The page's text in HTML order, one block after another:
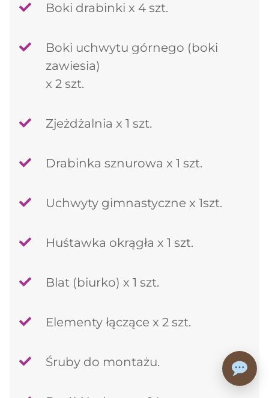
Boki drabinki x 4 szt.
Boki uchwytu górnego (boki
zawiesia)
x 2 szt.
Zjeżdżalnia x 1 szt.
Drabinka sznurowa x 1 szt.
Uchwyty gimnastyczne x 1szt.
Huśtawka okrągła x 1 szt.
Blat (biurko) x 1 szt.
Elementy łączące x 2 szt.
Śruby do montażu.